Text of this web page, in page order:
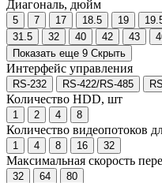
Диагональ, дюйм
5 7 17 18.5 19
31.5
32 40 42 43
Показать еще 9 Скрыть
Интерфейс управления
RS-232 RS-422/RS-485
Количество HDD, шт
1 2 4 8
Количество видеопотоков
1 4 8 16 32
Максимальная скорость
32 64 80